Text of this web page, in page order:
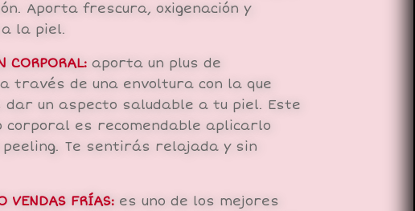
Aporta frescura, oxigenación y
la piel.
CORPORAL: aporta un plus de
través de una envoltura con la que
dar un aspecto saludable a tu piel. Este
es recomendable aplicarlo
peeling. Te sentirás relajada y sin
VENDAS FRÍAS: es uno de los mejores